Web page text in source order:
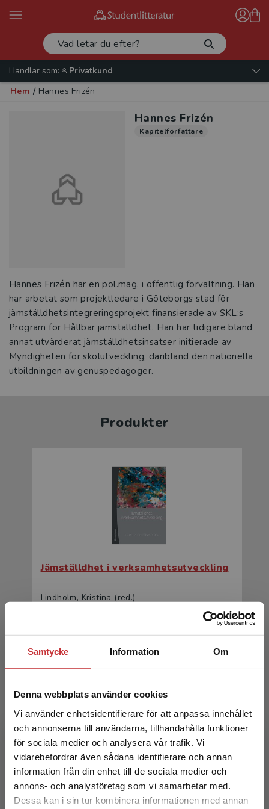
Samtycke Information Om
Denna webbplats använder cookies
Vi använder enhetsidentifierare för att anpassa innehållet
och annonserna till användarna, tillhandahålla funktioner
för sociala medier och analysera vår trafik. Vi
vidarebefordrar även sådana identifierare och annan
information från din enhet till de sociala medier och
annons- och analysföretag som vi samarbetar med.
Dessa kan i sin tur kombinera informationen med annan
Begränsad fraktregion
Handlar som:
Privatkund
Hem / Hannes Frizén
Hannes Frizén
Kapitelförfattare
Hannes Frizén har en pol.mag. i offentlig förvaltning. Han
har arbetat som projektledare i Göteborgs stad för
jämställdhetsintegreringsprojekt finansierade av SKL:s
Program för Hållbar jämställdhet. Han har tidigare bland
annat utvärderat jämställdhetsinsatser initierade av
Myndigheten för skolutveckling, däribland den nationella
utbildningen av genuspedagoger.
Produkter
Jämställdhet i verksamhetsutveckling
Lindholm, Kristina (red.)
Jämställdhet i verksamhetsutveckling
Lindholm, Kristina (red.)